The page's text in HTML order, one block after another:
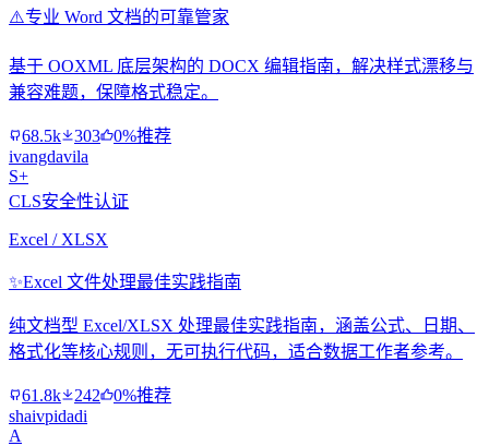
⚠️专业 Word 文档的可靠管家
基于 OOXML 底层架构的 DOCX 编辑指南，解决样式漂移与
兼容难题，保障格式稳定。
68.5k 303
0%推荐
ivangdavila
S+
CLS安全性认证
Excel / XLSX
✨Excel 文件处理最佳实践指南
纯文档型 Excel/XLSX 处理最佳实践指南，涵盖公式、日期、
格式化等核心规则，无可执行代码，适合数据工作者参考。
61.8k 242
0%推荐
shaivpidadi
A